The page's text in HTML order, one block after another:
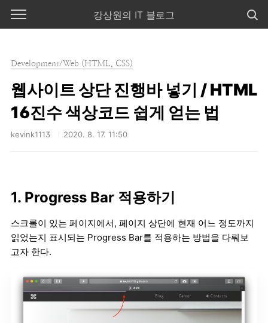
강상원의 IT 블로그
Development/Web (HTML, CSS)
웹사이트 상단 진행바 넣기 / HTML
16진수 색상코드 쉽게 얻는 법
kevink1113 2020. 8. 17. 11:50
1. Progress Bar 적용하기
스크롤이 있는 페이지에서, 페이지 상단에 현재 어느 정도까지
읽었는지 표시되는 Progress Bar를 적용하는 방법을 다뤄보
고자 한다.